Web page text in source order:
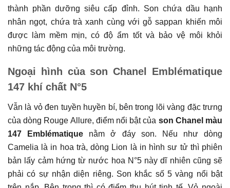
thành phần dưỡng siêu cấp đỉnh. Son chứa dầu hạnh
nhân ngọt, chứa trà xanh cùng với gỗ sappan khiến môi
được làm mềm mịn, có độ ẩm tốt và bảo vệ môi khỏi
những tác động của môi trường.
Ngoại hình của son Chanel Emblématique
147 khí chất N°5
Vẫn là vỏ đen tuyền huyền bí, bên trong lõi vàng đặc trưng
của dòng Rouge Allure, điểm nổi bật của son Chanel màu
147 Emblématique nằm ở đáy son. Nếu như dòng
Camelia là in hoa trà, dòng Lion là in hình sư tử thì phiên
bản lấy cảm hứng từ nước hoa N°5 này dĩ nhiên cũng sẽ
phải có sự nhận diện riêng. Son khắc số 5 vàng nổi bật